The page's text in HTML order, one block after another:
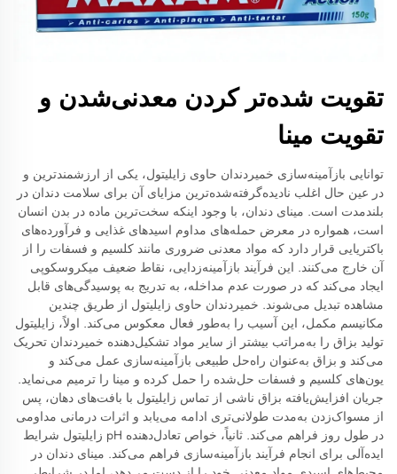
تقویت شده‌تر کردن معدنی‌شدن و
تقویت مینا
توانایی بازآمینه‌سازی خمیردندان حاوی زایلیتول، یکی از ارزشمندترین و
در عین حال اغلب نادیده‌گرفته‌شده‌ترین مزایای آن برای سلامت دندان در
بلندمدت است. مینای دندان، با وجود اینکه سخت‌ترین ماده در بدن انسان
است، همواره در معرض حمله‌های مداوم اسیدهای غذایی و فرآورده‌های
باکتریایی قرار دارد که مواد معدنی ضروری مانند کلسیم و فسفات را از
آن خارج می‌کنند. این فرآیند بازآمینه‌زدایی، نقاط ضعیف میکروسکوپی
ایجاد می‌کند که در صورت عدم مداخله، به تدریج به پوسیدگی‌های قابل
مشاهده تبدیل می‌شوند. خمیردندان حاوی زایلیتول از طریق چندین
مکانیسم مکمل، این آسیب را به‌طور فعال معکوس می‌کند. اولاً، زایلیتول
تولید بزاق را به‌مراتب بیشتر از سایر مواد تشکیل‌دهنده خمیردندان تحریک
می‌کند و بزاق به‌عنوان راه‌حل طبیعی بازآمینه‌سازی عمل می‌کند و
یون‌های کلسیم و فسفات حل‌شده را حمل کرده و مینا را ترمیم می‌نماید.
جریان افزایش‌یافته بزاق ناشی از تماس زایلیتول با بافت‌های دهان، پس
از مسواک‌زدن به‌مدت طولانی‌تری ادامه می‌یابد و اثرات درمانی مداومی
در طول روز فراهم می‌کند. ثانیاً، خواص تعادل‌دهنده pH زایلیتول شرایط
ایده‌آلی برای انجام فرآیند بازآمینه‌سازی فراهم می‌کند. مینای دندان در